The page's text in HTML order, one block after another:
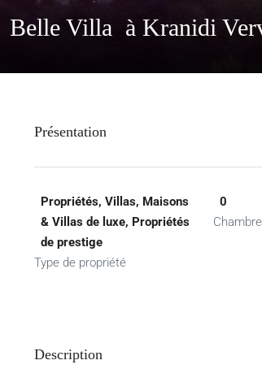
Belle Villa à Kranidi
Présentation
Propriétés, Villas, Maisons
& Villas de luxe, Propriétés
de prestige
Type de propriété
0
Chambre
Description